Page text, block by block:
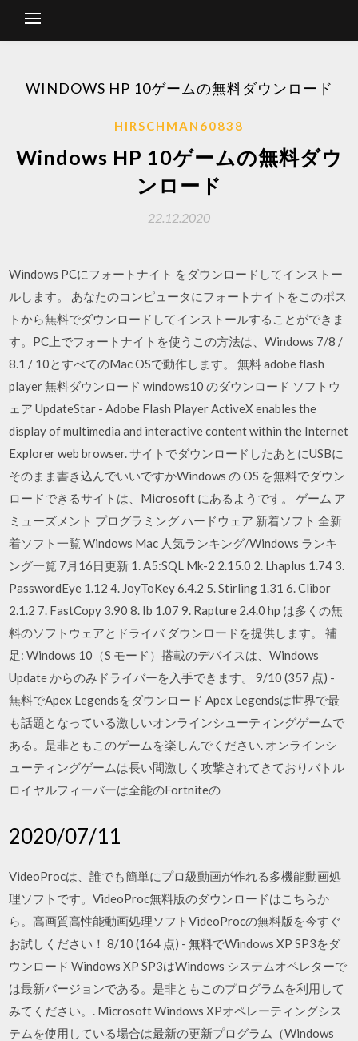
WINDOWS HP 10ゲームの無料ダウンロード
HIRSCHMAN60838
Windows HP 10ゲームの無料ダウ
ンロード
22.12.2020
Windows PCにフォートナイト をダウンロードしてインストー
ルします。 あなたのコンピュータにフォートナイトをこのポス
トから無料でダウンロードしてインストールすることができま
す。PC上でフォートナイトを使うこの方法は、Windows 7/8 /
8.1 / 10とすべてのMac OSで動作します。 無料 adobe flash
player 無料ダウンロード windows10 のダウンロード ソフトウ
ェア UpdateStar - Adobe Flash Player ActiveX enables the
display of multimedia and interactive content within the Internet
Explorer web browser. サイトでダウンロードしたあとにUSBに
そのまま書き込んでいいですかWindows の OS を無料でダウン
ロードできるサイトは、Microsoft にあるようです。 ゲーム ア
ミューズメント プログラミング ハードウェア 新着ソフト 全新
着ソフト一覧 Windows Mac 人気ランキング/Windows ランキ
ング一覧 7月16日更新 1. A5:SQL Mk-2 2.15.0 2. Lhaplus 1.74 3.
PasswordEye 1.12 4. JoyToKey 6.4.2 5. Stirling 1.31 6. Clibor
2.1.2 7. FastCopy 3.90 8. Ib 1.07 9. Rapture 2.4.0 hp は多くの無
料のソフトウェアとドライバ ダウンロードを提供します。 補
足: Windows 10（S モード）搭載のデバイスは、Windows
Update からのみドライバーを入手できます。 9/10 (357 点) -
無料でApex Legendsをダウンロード Apex Legendsは世界で最
も話題となっている激しいオンラインシューティングゲームで
ある。是非ともこのゲームを楽しんでください. オンラインシ
ューティングゲームは長い間激しく攻撃されてきておりバトル
ロイヤルフィーバーは全能のFortniteの
2020/07/11
VideoProcは、誰でも簡単にプロ級動画が作れる多機能動画処
理ソフトです。VideoProc無料版のダウンロードはこちらか
ら。高画質高性能動画処理ソフトVideoProcの無料版を今すぐ
お試しください！ 8/10 (164 点) - 無料でWindows XP SP3をダ
ウンロード Windows XP SP3はWindows システムオペレターで
は最新バージョンである。是非ともこのプログラムを利用して
みてください。. Microsoft Windows XPオペレーティングシス
テムを使用している場合は最新の更新プログラム（Windows